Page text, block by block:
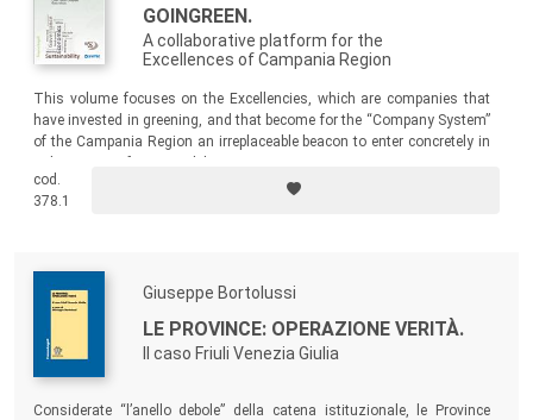
GOINGREEN.
A collaborative platform for the
Excellences of Campania Region
This volume focuses on the Excellencies, which are companies that
have invested in greening, and that become for the “Company System”
of the Campania Region an irreplaceable beacon to enter concretely in
cod.
378.1
Giuseppe Bortolussi
LE PROVINCE: OPERAZIONE VERITÀ.
Il caso Friuli Venezia Giulia
Considerate “l’anello debole” della catena istituzionale, le Province